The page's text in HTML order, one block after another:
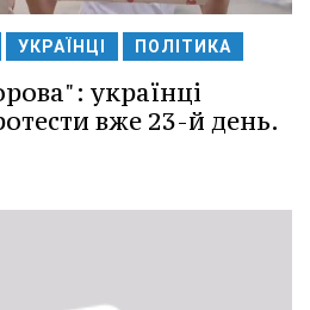
УКРАЇНЦІ ПОЛІТИКА
українці
вже 23-й день.